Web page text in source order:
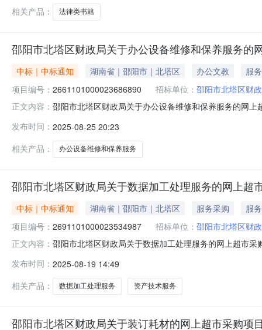
相关产品：
法律类书籍
邵阳市北塔区财政局关于办公设备维修和保养服务的
中标｜中标通知 湖南省｜邵阳市｜北塔区 办公文教
服务
项目编号： 2661101000023686890 招标单位： 邵阳市北塔区财
正文内容： 邵阳市北塔区财政局关于办公设备维修和保养服务的网
码:430511项目所在行政区划名称:湖南省邵阳市北塔区
发布时间： 2025-08-25 20:23
相关产品：
办公设备维修和保养服务
邵阳市北塔区财政局关于数据加工处理服务的网上超
中标｜中标通知 湖南省｜邵阳市｜北塔区 服务采购
服务
项目编号： 2691101000023534987 招标单位： 邵阳市北塔区财
正文内容： 邵阳市北塔区财政局关于数据加工处理服务的网上超市
政区划名称:湖南省邵阳市北塔区报价起止时间:-二、采
发布时间： 2025-08-19 14:49
相关产品：
数据加工处理服务 资产技术服务
邵阳市北塔区财政局关于装订耗材的网上超市采购项
HOT
NEW
5折起